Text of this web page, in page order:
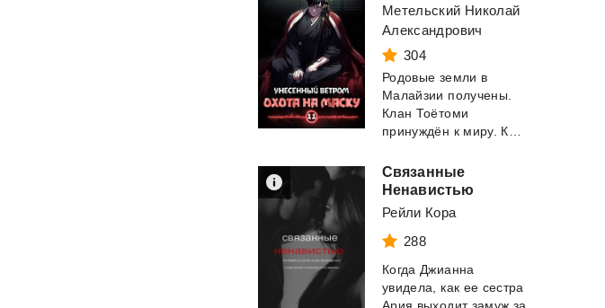
Метельский Николай
Александрович
304
Родовые земли в
Малайзии получены.
Клан Тоётоми
Связанные
Ненавистью
Рейли Кора
288
Когда Джианна
увидела, как ее сестра